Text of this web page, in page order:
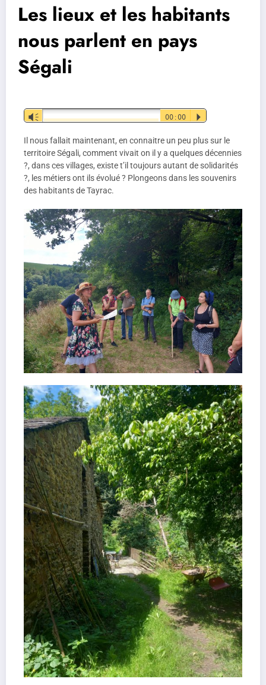
Les lieux et les habitants
nous parlent en pays
Ségali
Lecteur
audio
Vm 00:00 P
Il nous fallait maintenant, en connaitre un peu plus sur le
territoire Ségali, comment vivait on il y a quelques décennies
?, dans ces villages, existe t’il toujours autant de solidarités
?, les métiers ont ils évolué ? Plongeons dans les souvenirs
des habitants de Tayrac.